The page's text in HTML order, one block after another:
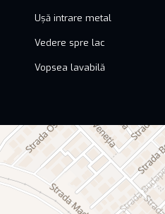
Ușă intrare metal
Vedere spre lac
Vopsea lavabilă